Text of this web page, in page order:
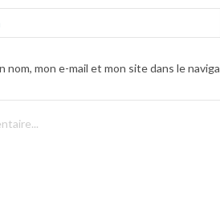
nom, mon e-mail et mon site dans le